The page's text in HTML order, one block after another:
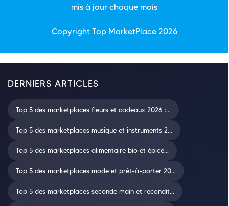
mis à jour chaque mois
Copyright Top MarketPlace2026
DERNIERS ARTICLES
Top 5 des marketplaces fleurs et cadeaux 2026 :...
Top 5 des marketplaces musique et instruments 2...
Top 5 des marketplaces alimentaire bio et épice...
Top 5 des marketplaces mode et prêt-à-porter 20...
Top 5 des marketplaces seconde main et recondit...